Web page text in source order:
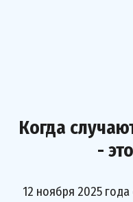
Когда
-
12 ноября 2025